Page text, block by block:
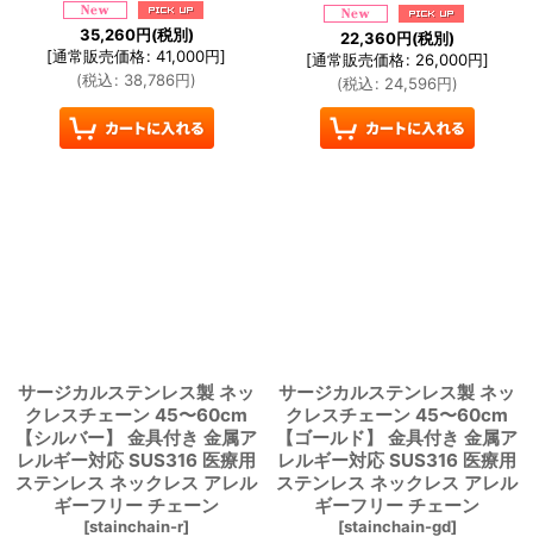
35,260円(税別)
[通常販売価格: 41,000円]
(税込: 38,786円)
22,360円(税別)
[通常販売価格: 26,000円]
(税込: 24,596円)
サージカルステンレス製 ネッ
クレスチェーン 45〜60cm
【シルバー】 金具付き 金属ア
レルギー対応 SUS316 医療用
ステンレス ネックレス アレル
ギーフリー チェーン
[stainchain-r]
サージカルステンレス製 ネッ
クレスチェーン 45〜60cm
【ゴールド】 金具付き 金属ア
レルギー対応 SUS316 医療用
ステンレス ネックレス アレル
ギーフリー チェーン
[stainchain-gd]